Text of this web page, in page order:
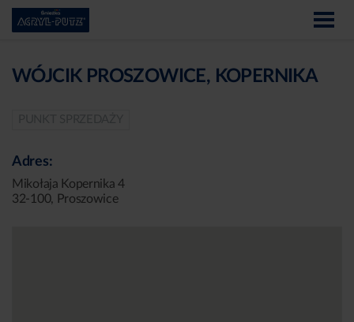
WÓJCIK PROSZOWICE, KOPERNIKA
Adres:
Mikołaja Kopernika 4
32-100, Proszowice